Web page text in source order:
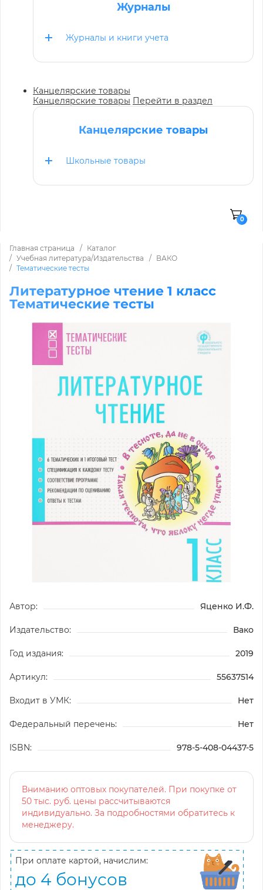
Журналы
Журналы и книги учета
Канцелярские товары
Канцелярские товары Перейти в раздел
Канцелярские товары
Школьные товары
0
Главная страница
Каталог
Учебная литература/Издательства
ВАКО
Тематические тесты
Литературное чтение 1 класс
Тематические тесты
Автор: Яценко И.Ф.
Издательство: Вако
Год издания: 2019
Артикул: 55637514
Входит в УМК: Нет
Федеральный перечень: Нет
ISBN: 978-5-408-04437-5
Вниманию оптовых покупателей. При покупке от
50 тыс. руб. цены рассчитываются
индивидуально. За подробностями обратитесь к
менеджеру.
При оплате картой, начислим:
до 4 бонусов